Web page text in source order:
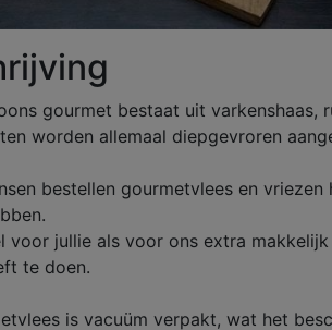
gourmet bestaat uit varkenshaas,
worden allemaal diepgevroren
bestellen gourmetvlees en
voor jullie als voor ons extra
te doen.
is vacuüm verpakt, wat het